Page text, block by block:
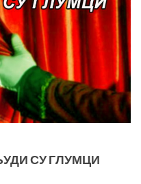
СУ ГЛУМЦИ